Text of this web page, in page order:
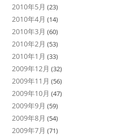
2010年5月 (23)
2010年4月 (14)
2010年3月 (60)
2010年2月 (53)
2010年1月 (33)
2009年12月 (32)
2009年11月 (56)
2009年10月 (47)
2009年9月 (59)
2009年8月 (54)
2009年7月 (71)